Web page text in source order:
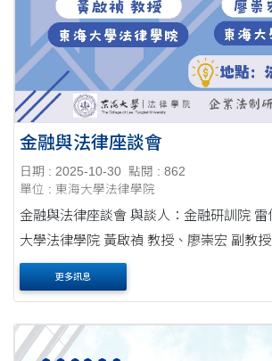
金融與法律座談會
日期 : 2025-10-30 點閱 : 862
單位 : 東海大學法律學院
金融與法律座談會 與談人：金融研訓院 雷仲達 董事長、東海
大學法律學院 黃啟禎 教授、廖崇宏 副教授 時間：114年12月
03日(三) 15:10-16:00 地點：法律學院波錠廳 歡迎有興趣的師
生踴躍參加！
更多訊息